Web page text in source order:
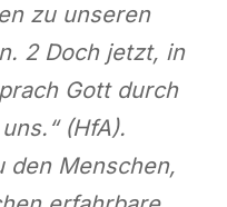
zu unseren
2 Doch jetzt, in
Gott durch
(HfA).
den Menschen,